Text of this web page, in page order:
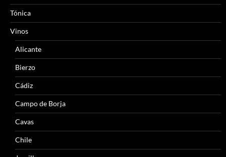
Tónica
Vinos
Alicante
Bierzo
Cádiz
Campo de Borja
Cavas
Chile